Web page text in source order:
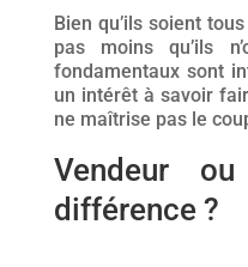
Bien qu’ils soient
pas moins qu’ils
fondamentaux sont
un intérêt à savoir
ne maîtrise pas le
Vendeur
différence ?